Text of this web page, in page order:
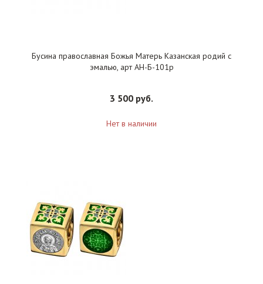
Бусина православная Божья Матерь Казанская родий с
эмалью, арт АН-Б-101р
3 500 руб.
Нет в наличии